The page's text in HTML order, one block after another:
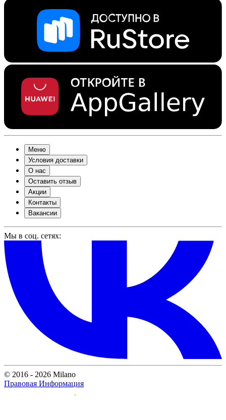
Меню
Условия доставки
О нас
Оставить отзыв
Акции
Контакты
Вакансии
Мы в соц. сетях:
© 2016 - 2026 Milano
Правовая Информация